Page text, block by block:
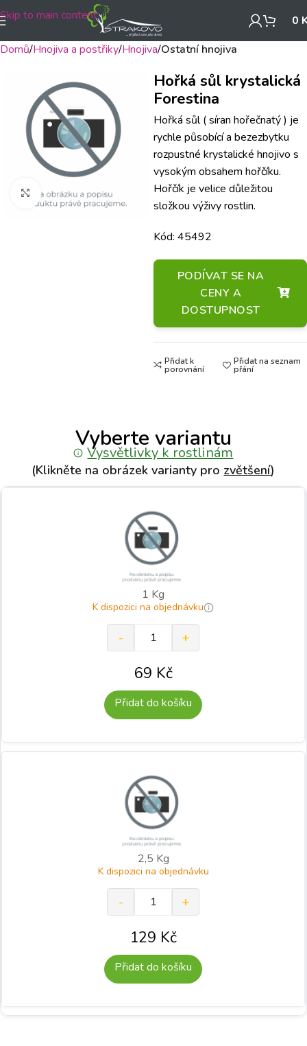
Skip to main content 0
Domů Hnojiva a postřiky Hnojiva Ostatní hnojiva
Klikněte pro zvětšení
Hořká sůl krystalická
Forestina
Hořká sůl ( síran hořečnatý ) je
rychle působící a bezezbytku
rozpustné krystalické hnojivo s
vysokým obsahem hořčíku.
Hořčík je velice důležitou
složkou výživy rostlin.
Kód: 45492
PODÍVAT SE NA
CENY A
DOSTUPNOST
Přidat k
porovnání
Přidat na seznam
přání
Vyberte variantu
Vysvětlivky k rostlinám
(Klikněte na obrázek varianty pro zvětšení)
1 Kg
K dispozici na objednávku
69 Kč
Přidat do košíku
2,5 Kg
K dispozici na objednávku
129 Kč
Přidat do košíku